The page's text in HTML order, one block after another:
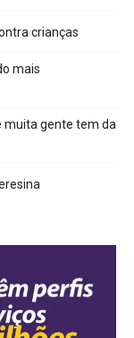
crianças
mais
muita gente tem da